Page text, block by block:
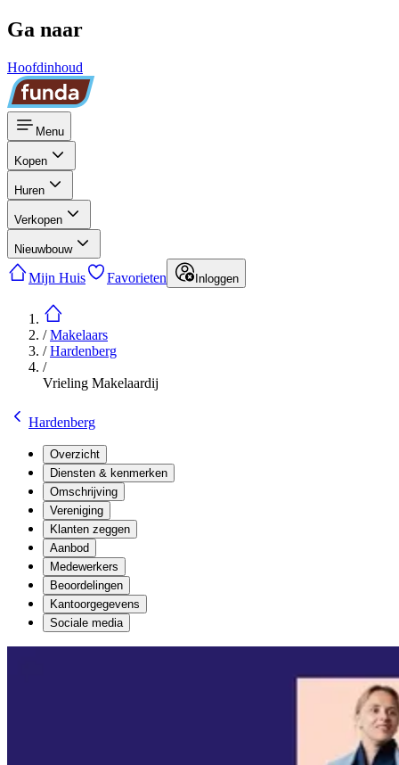
Ga naar
Hoofdinhoud
Menu
Kopen
Huren
Verkopen
Nieuwbouw
Mijn Huis Favorieten Inloggen
/Makelaars
/Hardenberg
/
Vrieling Makelaardij
Hardenberg
Overzicht
Diensten & kenmerken
Omschrijving
Vereniging
Klanten zeggen
Aanbod
Medewerkers
Beoordelingen
Kantoorgegevens
Sociale media